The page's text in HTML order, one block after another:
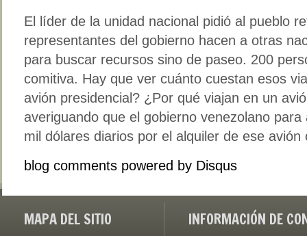
El líder de la unidad nacional pidió al pueblo
representantes del gobierno hacen a otras
para buscar recursos sino de paseo. 200
comitiva. Hay que ver cuánto cuestan esos
avión presidencial? ¿Por qué viajan en un
averiguando que el gobierno venezolano
mil dólares diarios por el alquiler de ese avión
blog comments powered by Disqus
MAPA DEL SITIO INFORMACIÓN DE